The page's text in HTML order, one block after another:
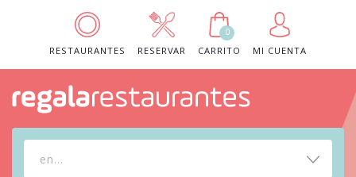
RESTAURANTES RESERVAR
0
CARRITO
MI CUENTA
en...